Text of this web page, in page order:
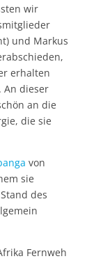
wir
und Markus
erhalten
An dieser
an die
die sie
von
sie
des
Fernweh